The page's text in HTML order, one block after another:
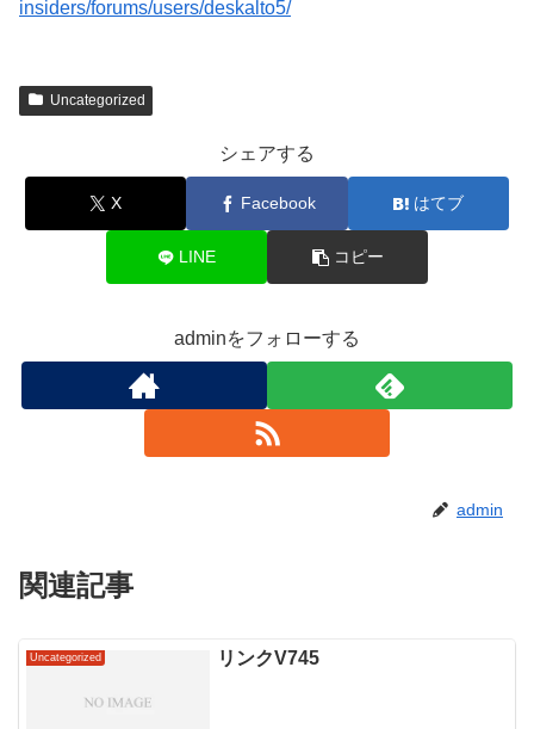
insiders/forums/users/deskalto5/
Uncategorized
シェアする
X Facebook はてブ
LINE コピー
adminをフォローする
admin
関連記事
Uncategorized リンクV745